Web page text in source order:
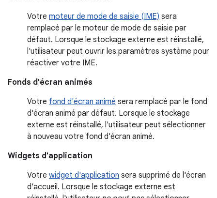
Votre moteur de mode de saisie (IME) sera
remplacé par le moteur de mode de saisie par
défaut. Lorsque le stockage externe est réinstallé,
l'utilisateur peut ouvrir les paramètres système pour
réactiver votre IME.
Fonds d'écran animés
Votre fond d'écran animé sera remplacé par le fond
d'écran animé par défaut. Lorsque le stockage
externe est réinstallé, l'utilisateur peut sélectionner
à nouveau votre fond d'écran animé.
Widgets d'application
Votre widget d'application sera supprimé de l'écran
d'accueil. Lorsque le stockage externe est